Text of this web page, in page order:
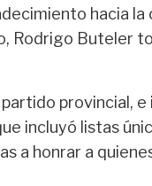
hacia
Rodrigo Buteler
provincial,
incluyó listas
a honrar a